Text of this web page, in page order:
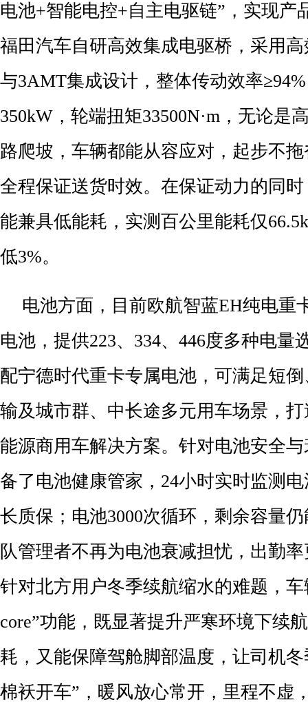
电池+智能电控+自主电驱链”，实现产
福田汽车自研高效集成电驱桥，采用
与3AMT集成设计，整体传动效率
350kW，轮端扭矩33500N·m，无论是
路爬坡，车辆都能从容应对，起步不
全程保证送货时效。在保证动力的同
能兼具低能耗，实测百公里能耗仅
低3%。
电池方面，目前欧航智蓝EH纯电重
电池，提供223、334、446度多种电量
配宁德时代重卡专属电池，可满足短
输及城市群、中长途多元用车场景，
能源商用车解决方案。针对电池安全
备了电池健康管家，24小时实时监测
长质保；电池3000次循环，剩余容量
队管理者不再为电池衰减担忧，出勤
针对北方用户冬季续航缩水的难题，
core”功能，既显著提升严寒环境下续
耗，又能保障驾舱脚部温度，让司机
棉袄开车”，暖风放心常开，里程不虚